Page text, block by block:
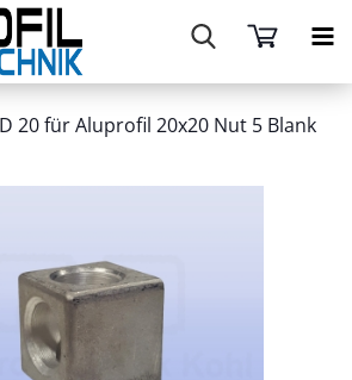
20 für Aluprofil 20x20 Nut 5 Blank